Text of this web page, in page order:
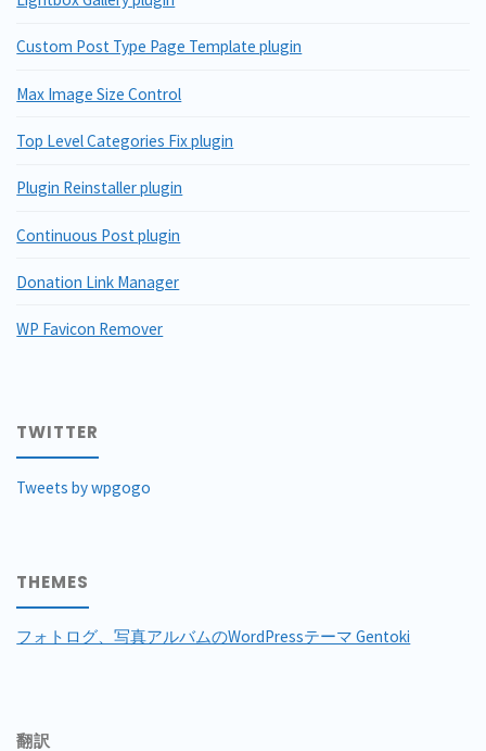
Custom Post Type Page Template plugin
Max Image Size Control
Top Level Categories Fix plugin
Plugin Reinstaller plugin
Continuous Post plugin
Donation Link Manager
WP Favicon Remover
TWITTER
Tweets by wpgogo
THEMES
フォトログ、写真アルバムのWordPressテーマ Gentoki
翻訳